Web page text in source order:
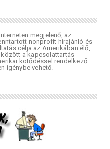
interneten megjelenő, az
nonprofit hírajánló és
célja az Amerikában élő,
a kapcsolattartás
kötődéssel rendelkező
igénybe vehető.